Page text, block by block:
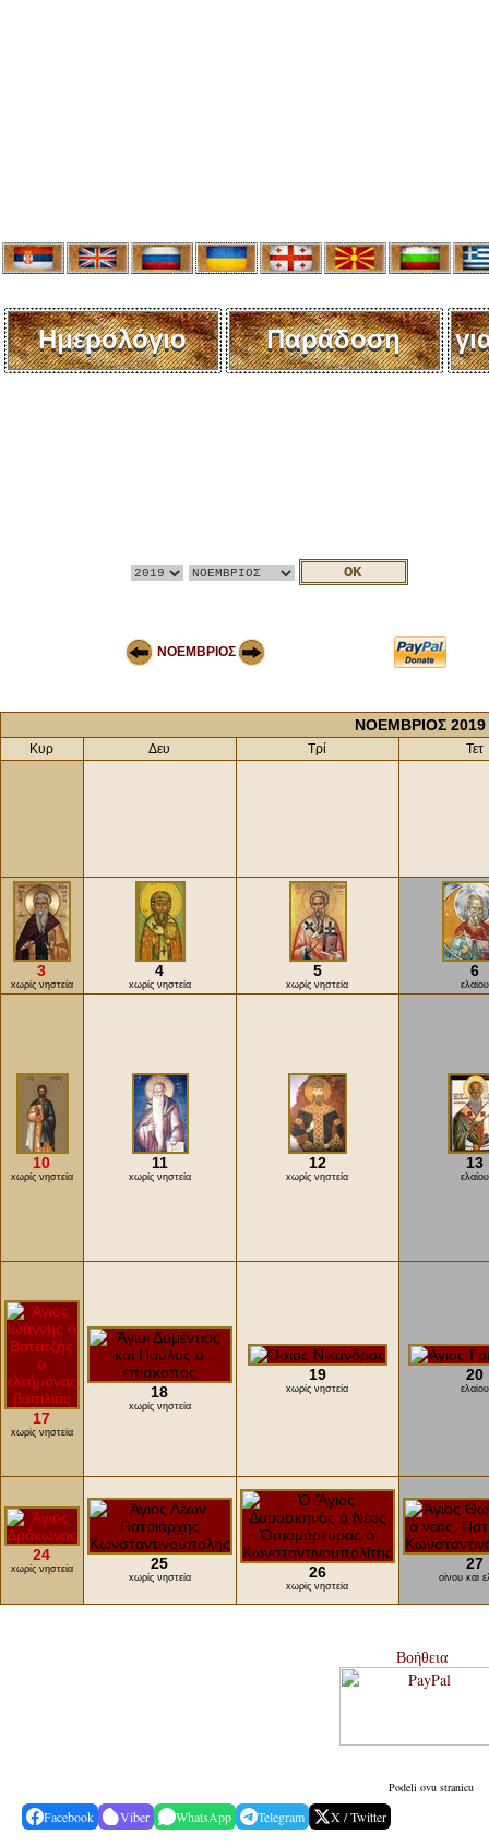
Ημερολόγιο Παράδοση
ΝΟΕΜΒΡΙΟΣ
ΝΟΕΜΒΡΙΟΣ 2019
Κυρ Δευ Τρί Τετ
3
xωρίς νηστεία
4
xωρίς νηστεία
5
xωρίς νηστεία
6
ελαίου
10
xωρίς νηστεία
11
xωρίς νηστεία
12
xωρίς νηστεία
13
ελαίου
17
xωρίς νηστεία
18
xωρίς νηστεία
19
xωρίς νηστεία
20
ελαίου
24
xωρίς νηστεία 25
xωρίς νηστεία 26
xωρίς νηστεία
27
οίνου και
Βοήθεια
Podeli ovu stranicu
Facebook Viber WhatsApp Telegram X / Twitter